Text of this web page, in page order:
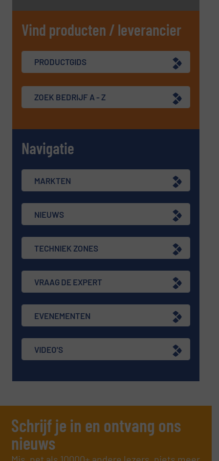
Vind producten / leverancier
PRODUCTGIDS
ZOEK BEDRIJF A - Z
Navigatie
MARKTEN
NIEUWS
TECHNIEK ZONES
VRAAG DE EXPERT
EVENEMENTEN
VIDEO'S
Schrijf je in en ontvang ons
nieuws